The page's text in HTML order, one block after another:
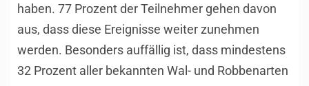
haben. 77 Prozent der Teilnehmer gehen davon
aus, dass diese Ereignisse weiter zunehmen
werden. Besonders auffällig ist, dass mindestens
32 Prozent aller bekannten Wal- und Robbenarten